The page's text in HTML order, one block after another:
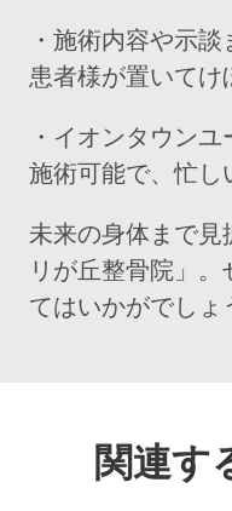
・施術内容や示談
患者様が置いてけ
・イオンタウン
施術可能で、忙し
未来の身体まで見
リが丘整骨院」
てはいかがでしょ
関連す